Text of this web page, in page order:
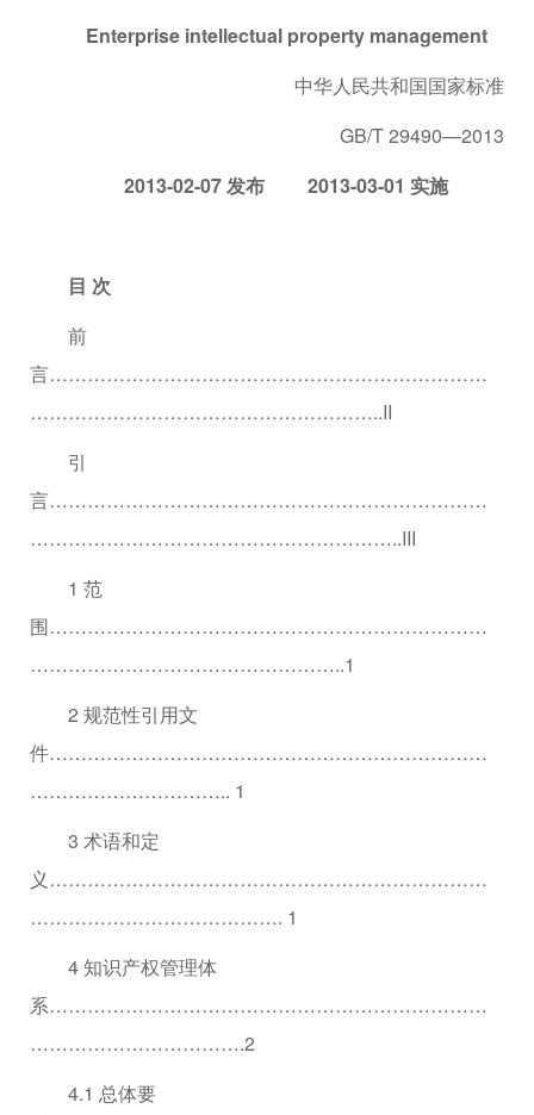
Enterprise intellectual property management
中华人民共和国国家标准
GB/T 29490—2013
2013-02-07 发布 2013-03-01 实施
目 次
前
言……………………………………………………………
………………………………………………..II
引
言……………………………………………………………
…………………………………………………..III
1 范
围……………………………………………………………
…………………………………………..1
2 规范性引用文
件……………………………………………………………
………………………….. 1
3 术语和定
义……………………………………………………………
…………………………………. 1
4 知识产权管理体
系……………………………………………………………
…………………………….2
4.1 总体要